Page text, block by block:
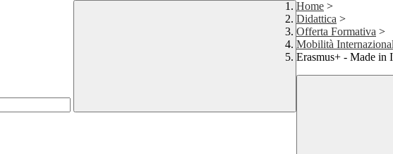
Home >
Didattica >
Offerta Formativa >
Mobilità
Erasmus+ - Made in